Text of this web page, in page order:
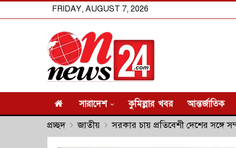
FRIDAY, AUGUST 7, 2026
সারাদেশ কুমিল্লার খবর আন্তর্জাতিক
প্রচ্ছদ জাতীয় সরকার চায় প্রতিবেশী দেশের সঙ্গে